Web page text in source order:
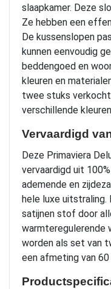
slaapkamer. Deze
Ze hebben een
De kussenslopen
kunnen eenvoudig
beddengoed en
kleuren en
twee stuks verkocht
verschillende
Vervaardigd
Deze Primaviera
vervaardigd uit
ademende en
hele luxe
satijnen stof door
warmteregulerende
worden als set van
een afmeting van 60